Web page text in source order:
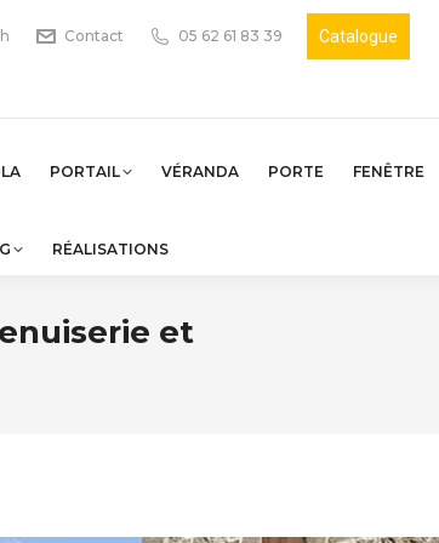
Contact 05 62 61 83 39 Catalogue
PORTAIL VÉRANDA PORTE FENÊTRE
RÉALISATIONS
et